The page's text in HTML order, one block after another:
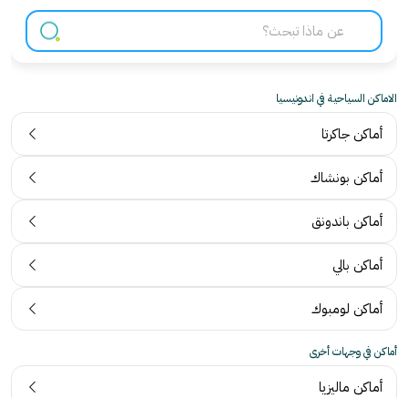
الاماكن السياحية في اندونيسيا
أماكن جاكرتا
أماكن بونشاك
أماكن باندونق
أماكن بالي
أماكن لومبوك
أماكن في وجهات أخرى
أماكن ماليزيا